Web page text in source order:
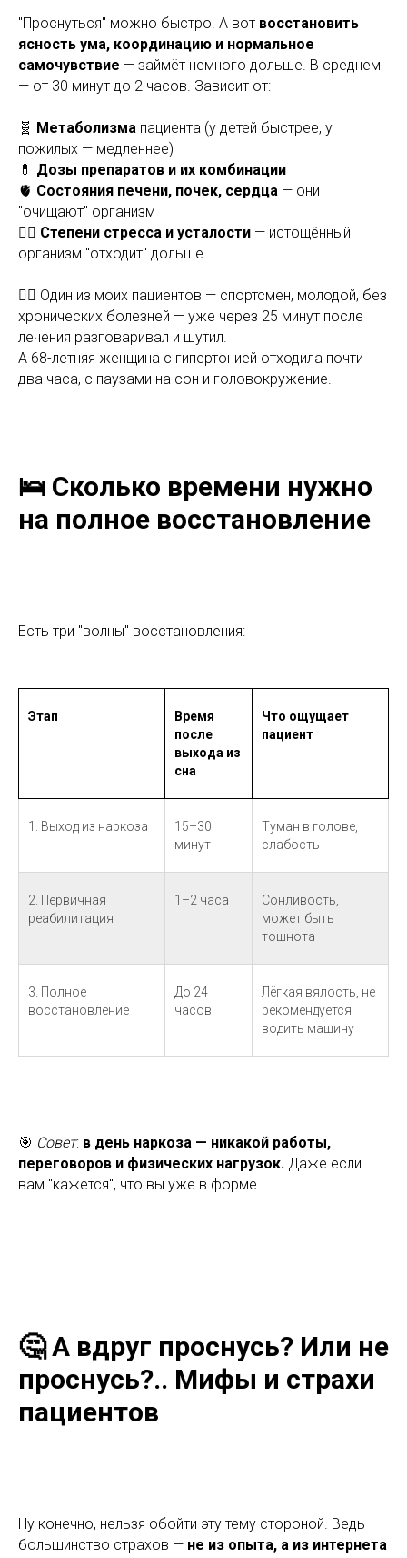
"Проснуться" можно быстро. А вот восстановить
ясность ума, координацию и нормальное
самочувствие — займёт немного дольше. В среднем
— от 30 минут до 2 часов. Зависит от:
🧬 Метаболизма пациента (у детей быстрее, у
пожилых — медленнее)
💊 Дозы препаратов и их комбинации
🫀 Состояния печени, почек, сердца — они
"очищают" организм
🧘‍♀️ Степени стресса и усталости — истощённый
организм "отходит" дольше
🧑‍⚕️ Один из моих пациентов — спортсмен, молодой, без
хронических болезней — уже через 25 минут после
лечения разговаривал и шутил.
А 68-летняя женщина с гипертонией отходила почти
два часа, с паузами на сон и головокружение.
🛌 Сколько времени нужно
на полное восстановление
Есть три "волны" восстановления:
Этап
Время
после
выхода из
сна
Что ощущает
пациент
1. Выход из наркоза
15–30
минут
Туман в голове,
слабость
2. Первичная
реабилитация
1–2 часа
Сонливость,
может быть
тошнота
3. Полное
восстановление
До 24
часов
Лёгкая вялость, не
рекомендуется
водить машину
🎯 Совет: в день наркоза — никакой работы,
переговоров и физических нагрузок. Даже если
вам "кажется", что вы уже в форме.
🤔 А вдруг проснусь? Или не
проснусь?.. Мифы и страхи
пациентов
Ну конечно, нельзя обойти эту тему стороной. Ведь
большинство страхов — не из опыта, а из интернета